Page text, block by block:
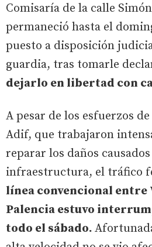
Comisaría de la calle
permaneció hasta el
puesto a disposición
guardia, tras tomarle
dejarlo en libertad con
A pesar de los esfuerzos
Adif, que trabajaron
reparar los daños
infraestructura, el tráfico
línea convencional entre
Palencia estuvo
todo el sábado.